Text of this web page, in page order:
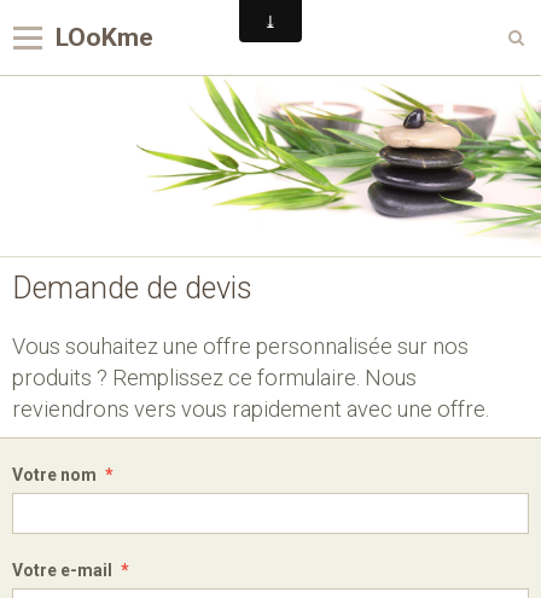
LOoKme
Votre compte
Album
Contact
Boutique
Demande de devis
Vous souhaitez une offre personnalisée sur nos
produits ? Remplissez ce formulaire. Nous
reviendrons vers vous rapidement avec une offre.
Votre nom
Votre e-mail